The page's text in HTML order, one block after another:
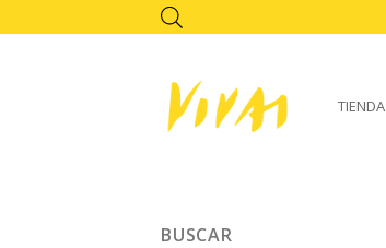
to
TIENDA
BUSCAR